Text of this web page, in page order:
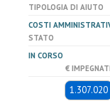
TIPOLOGIA DI AIUTO
COSTI
STATO
IN CORSO
€ IMPEGNATI
1.307.020